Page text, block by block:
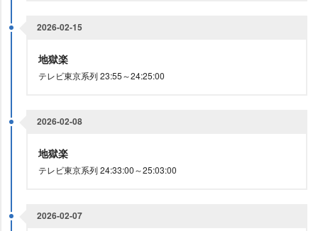
2026-02-15
地獄楽
テレビ東京系列 23:55～24:25:00
2026-02-08
地獄楽
テレビ東京系列 24:33:00～25:03:00
2026-02-07